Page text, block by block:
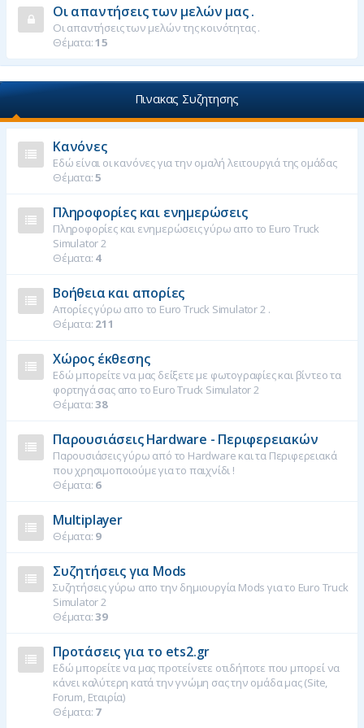
Οι απαντήσεις των μελών μας .
Οι απαντήσεις των μελών της κοινότητας .
Θέματα:15
Πινακας Συζητησης
Κανόνες
Εδώ είναι οι κανόνες για την ομαλή λειτουργιά της ομάδας
Θέματα:5
Πληροφορίες και ενημερώσεις
Πληροφορίες και ενημερώσεις γύρω απο το Euro Truck
Simulator 2
Θέματα: 4
Βοήθεια και απορίες
Απορίες γύρω απο το Euro Truck Simulator 2 .
Θέματα: 211
Χώρος έκθεσης
Εδώ μπορείτε να μας δείξετε με φωτογραφίες και βίντεο τα
φορτηγά σας απο το Euro Truck Simulator 2
Θέματα:38
Παρουσιάσεις Hardware - Περιφερειακών
Παρουσιάσεις γύρω από το Hardware και τα Περιφερειακά
που χρησιμοποιούμε για το παιχνίδι !
Θέματα: 6
Multiplayer
Θέματα: 9
Συζητήσεις για Mods
Συζητήσεις γύρω απο την δημιουργία Mods για το Euro Truck
Simulator 2
Θέματα:39
Προτάσεις για το ets2.gr
Εδώ μπορείτε να μας προτείνετε οτιδήποτε που μπορεί να
κάνει καλύτερη κατά την γνώμη σας την ομάδα μας (Site,
Forum, Εταιρία)
Θέματα: 7